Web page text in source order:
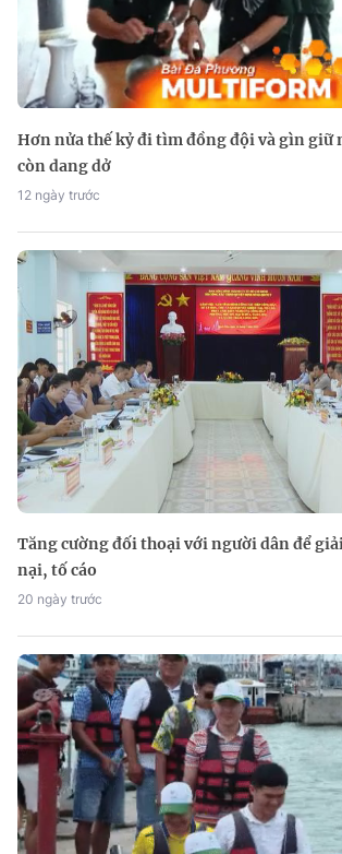
Hơn nửa thế kỷ đi tìm đồng đội và gìn giữ
còn dang dở
12 ngày trước
Tăng cường đối thoại với người dân để
nại, tố cáo
20 ngày trước